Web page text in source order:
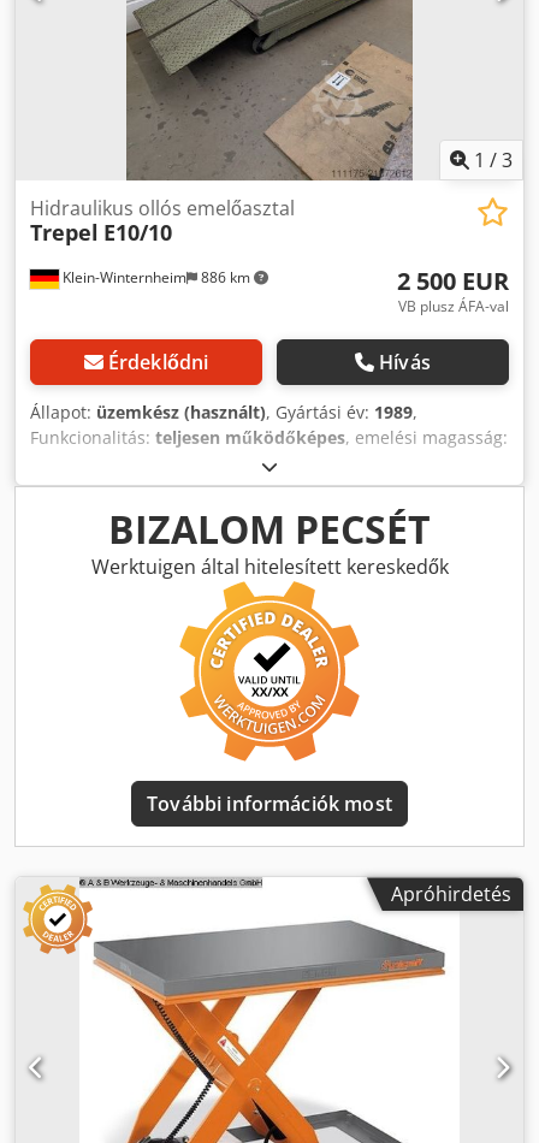
1 /3
Klein-Winternheim 886 km
Hidraulikus ollós emelőasztal
Trepel E10/10
2 500 EUR
VB plusz ÁFA-val
Érdeklődni Hívás
Állapot: üzemkész (használt), Gyártási év: 1989,
Funkcionalitás: teljesen működőképes, emelési magasság:
1 000 kg
teljes szélesség:760 mm, bemeneti feszültség:400 V,
bemeneti áram típusa:
háromfázisú, magasságállítás
hidraulikus, üzemi nyomás: 180 rúd, Eladásra
kínálunk egy Trepel (Wiesbaden) mobil emelőállványt,
amelyet teherautók rakodásához vagy kirakodásához
használtunk. Az emelő kiváló állapotban van és hibátlanul
működik. Időpont egyeztetés után a berendezés
megtekinthető. Dsdpsydc Dfjfx Ad Ssck
BIZALOM PECSÉT
Werktuigen által hitelesített kereskedők
További információk most
Apróhirdetés